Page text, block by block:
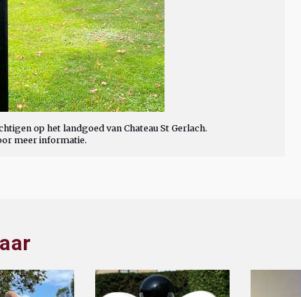
op het landgoed van Chateau St Gerlach.
meer informatie.